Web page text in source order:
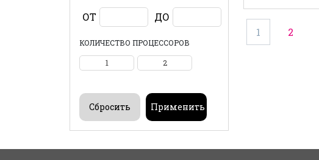
ОТ ДО
КОЛИЧЕСТВО ПРОЦЕССОРОВ
1 2
1 2